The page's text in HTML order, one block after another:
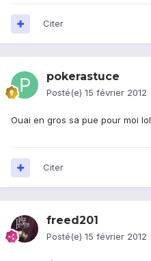
Citer
pokerastuce
Posté(e) 15 février 2012
Ouai en gros sa pue pour moi lol
Citer
freed201
Posté(e) 15 février 2012